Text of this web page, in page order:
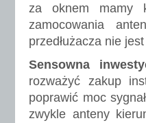
za oknem mamy
zamocowania
przedłużacza nie
Sensowna
rozważyć zakup
poprawić moc
zwykle anteny